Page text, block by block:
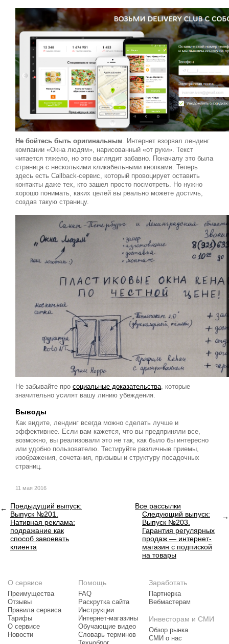
Не бойтесь быть оригинальным. Интернет взорвал лендинг
компании «Окна людям», нарисованный «от руки». Текст
читается тяжело, но это выглядит забавно. Поначалу это была
страница с несколькими кликабельными кнопками. Теперь
здесь есть Callback-сервис, который провоцирует оставить
контакты даже тех, кто зашел просто посмотреть. Но нужно
хорошо понимать, каких целей вы реально можете достичь,
создав такую страницу.
Не забывайте про социальные доказательства , которые
значительно усилят вашу линию убеждения.
Выводы
Как видите, лендинг всегда можно сделать лучше и
эффективнее. Если вам кажется, что вы предприняли все,
возможно, вы реализовали это не так, как было бы интересно
или удобно пользователю. Тестируйте различные приемы,
изображения, сочетания, призывы и структуру посадочных
страниц.
11 мая 2016
Предыдущий выпуск:
Выпуск №201.
Нативная реклама:
подражание как
способ завоевать
клиента
Все рассылки
Следующий выпуск:
Выпуск №203.
Гарантия регулярных
продаж — интернет-
магазин с подпиской
на товары
О сервисе
Преимущества
Отзывы
Правила сервиса
Тарифы
О сервисе
Новости
Помощь
FAQ
Раскрутка сайта
Инструкции
Интернет-магазины
Обучающие видео
Словарь терминов
Заработать
Партнерка
Вебмастерам
Инвесторам и СМИ
Обзор рынка
СМИ о нас